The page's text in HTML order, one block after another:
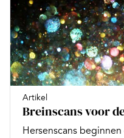
Artikel
Breinscans voor
Hersenscans